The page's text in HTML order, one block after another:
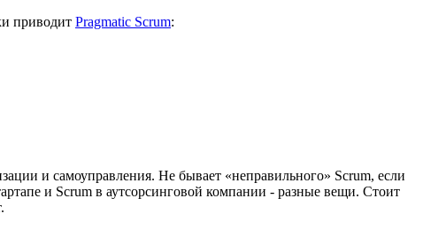
приводит Pragmatic Scrum:
и самоуправления. Не бывает «неправильного» Scrum, если
и Scrum в аутсорсинговой компании - разные вещи. Стоит